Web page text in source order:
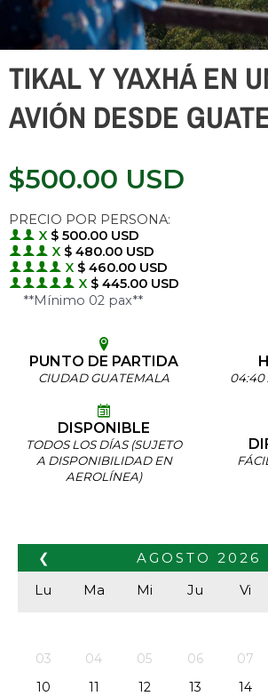
TIKAL Y YAXHÁ EN
AVIÓN DESDE
$500.00 USD
PRECIO POR PERSONA:
X $ 500.00 USD
X $ 480.00 USD
X $ 460.00 USD
X $ 445.00 USD
**Mínimo 02 pax**
PUNTO DE PARTIDA
CIUDAD GUATEMALA 04:40
DISPONIBLE
TODOS LOS DÍAS (SUJETO
A DISPONIBILIDAD EN
AEROLÍNEA)
❮ AGOSTO 2026
Lu
Ma Mi Ju Vi
03
04 05 06 07
10
11 12 13 14